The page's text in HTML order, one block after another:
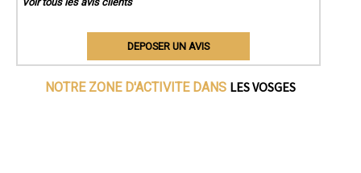
DEPOSER UN AVIS
NOTRE ZONE D'ACTIVITE DANS LES VOSGES